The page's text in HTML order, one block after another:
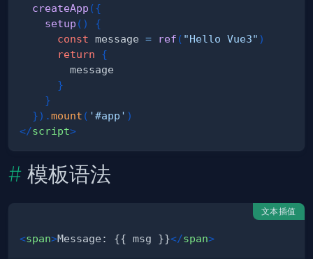
createApp ({
setup ( )
{
const message = ref ( "Hello Vue3" )
return
{
}
}
}) .mount ( '#app' )
</script>
模板语法
文本插值
<span>Message: {{ msg }}</span>